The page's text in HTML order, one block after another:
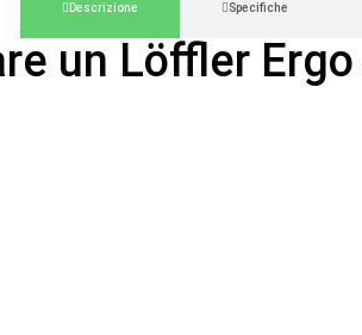
Descrizione Specifiche
un Löffler